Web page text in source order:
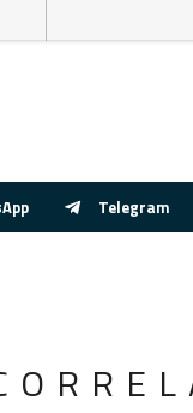
Telegram